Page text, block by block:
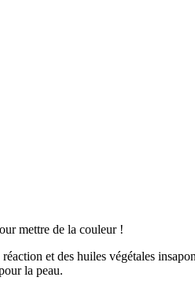
mettre de la couleur !
et des huiles végétales
la peau.